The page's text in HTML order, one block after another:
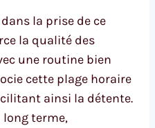
la prise de ce
la qualité des
une routine bien
cette plage horaire
ainsi la détente.
long terme,